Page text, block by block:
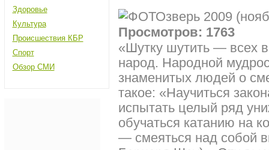
Здоровье
Культура
Происшествия КБР
Спорт
Обзор СМИ
Просмотров: 1763
«Шутку шутить — всех
народ. Народной
знаменитых людей о
такое: «Научиться
испытать целый ряд
обучаться катанию на
— смеяться над собой